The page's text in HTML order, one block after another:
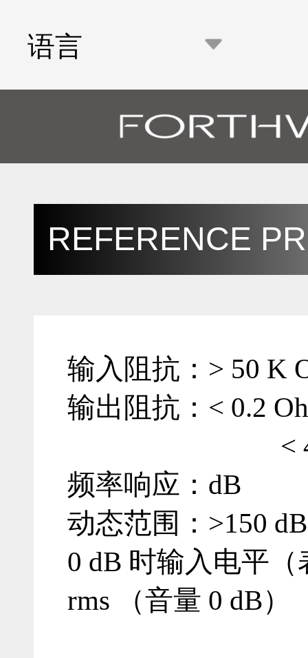
语言
REFERENCE
输入阻抗： > 50 K
输出阻抗：< 0.2
< 40 Ohm
频率响应：dB
动态范围：>150
0 dB 时输入电平
rms （音量 0 dB）